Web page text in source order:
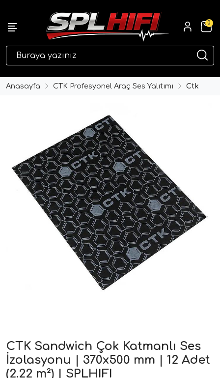
0
Anasayfa CTK Profesyonel Araç Ses Yalıtımı Ctk
CTK Sandwich Çok Katmanlı Ses
İzolasyonu | 370x500 mm | 12 Adet
(2.22 m²) | SPLHIFI